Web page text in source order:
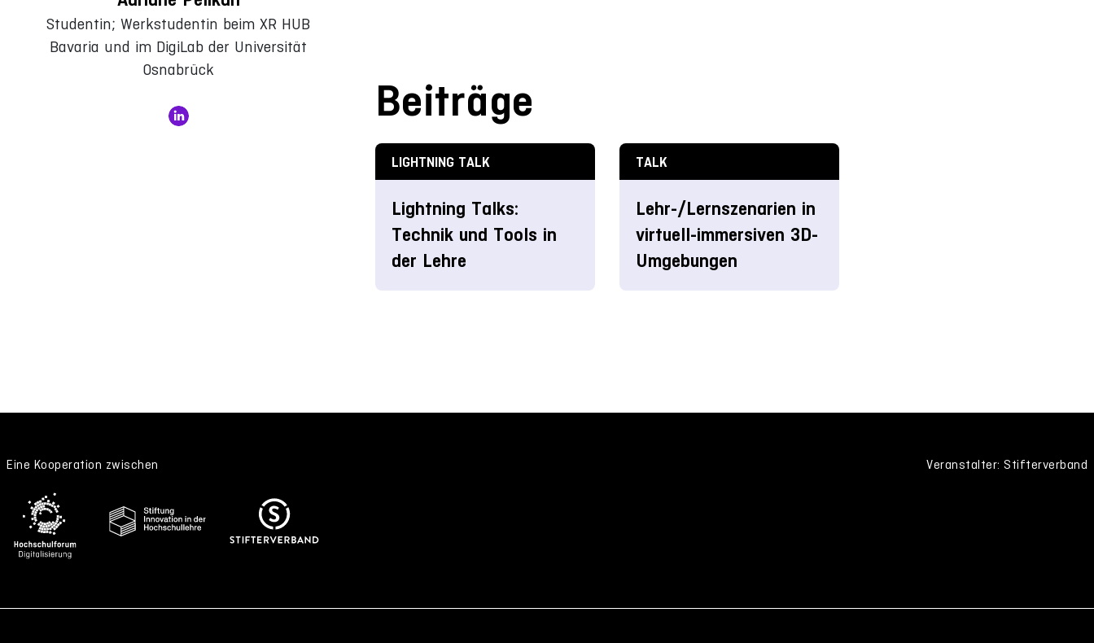
Studentin; Werkstudentin beim XR HUB
Bavaria und im DigiLab der Universität
Osnabrück
Beiträge
LIGHTNING TALK
Lightning Talks:
Technik und Tools in
der Lehre
TALK
Lehr-/Lernszenarien in
virtuell-immersiven 3D-
Umgebungen
Eine Kooperation zwischen Veranstalter: Stifterverband